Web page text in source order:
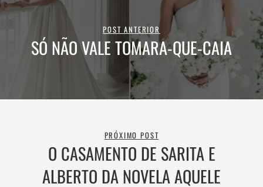
POST ANTERIOR
SÓ NÃO VALE TOMARA-QUE-CAIA
PRÓXIMO POST
O CASAMENTO DE SARITA E
ALBERTO DA NOVELA AQUELE